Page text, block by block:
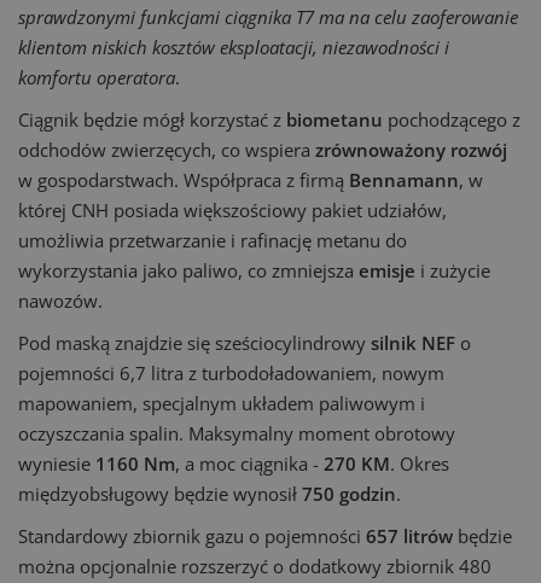
sprawdzonymi funkcjami ciągnika T7 ma na celu zaoferowanie
klientom niskich kosztów eksploatacji, niezawodności i
komfortu operatora.
Ciągnik będzie mógł korzystać z biometanu pochodzącego z
odchodów zwierzęcych, co wspiera zrównoważony rozwój
w gospodarstwach. Współpraca z firmą Bennamann, w
której CNH posiada większościowy pakiet udziałów,
umożliwia przetwarzanie i rafinację metanu do
wykorzystania jako paliwo, co zmniejsza emisje i zużycie
nawozów.
Pod maską znajdzie się sześciocylindrowy silnik NEF o
pojemności 6,7 litra z turbodoładowaniem, nowym
mapowaniem, specjalnym układem paliwowym i
oczyszczania spalin. Maksymalny moment obrotowy
wyniesie 1160 Nm, a moc ciągnika - 270 KM. Okres
międzyobsługowy będzie wynosił 750 godzin.
Standardowy zbiornik gazu o pojemności 657 litrów będzie
można opcjonalnie rozszerzyć o dodatkowy zbiornik 480